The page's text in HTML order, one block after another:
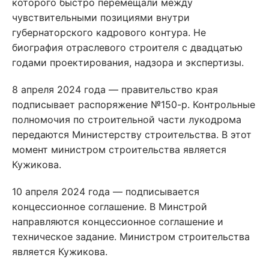
которого быстро перемещали между
чувствительными позициями внутри
губернаторского кадрового контура. Не
биография отраслевого строителя с двадцатью
годами проектирования, надзора и экспертизы.
8 апреля 2024 года — правительство края
подписывает распоряжение №150-р. Контрольные
полномочия по строительной части лукодрома
передаются Министерству строительства. В этот
момент министром строительства является
Кужикова.
10 апреля 2024 года — подписывается
концессионное соглашение. В Минстрой
направляются концессионное соглашение и
техническое задание. Министром строительства
является Кужикова.